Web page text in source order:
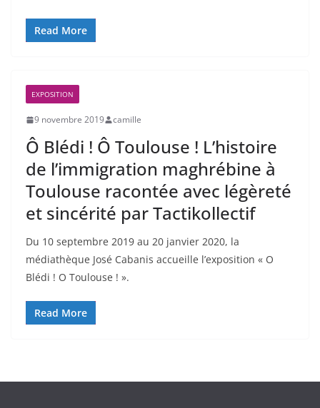
Read More
EXPOSITION
9 novembre 2019 camille
Ô Blédi ! Ô Toulouse ! L’histoire
de l’immigration maghrébine à
Toulouse racontée avec légèreté
et sincérité par Tactikollectif
Du 10 septembre 2019 au 20 janvier 2020, la
médiathèque José Cabanis accueille l’exposition « O
Blédi ! O Toulouse ! ».
Read More